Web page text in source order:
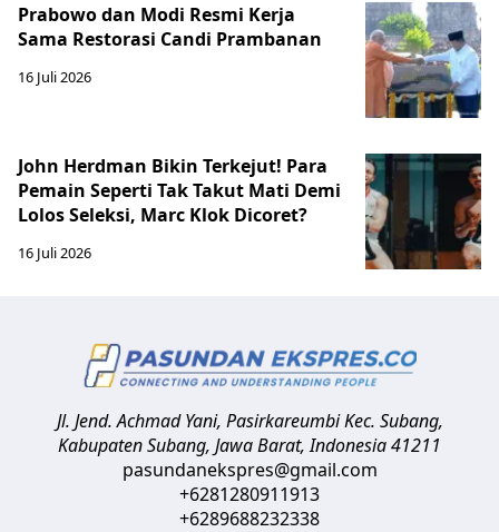
Prabowo dan Modi Resmi Kerja
Sama Restorasi Candi Prambanan
16 Juli 2026
John Herdman Bikin Terkejut! Para
Pemain Seperti Tak Takut Mati Demi
Lolos Seleksi, Marc Klok Dicoret?
16 Juli 2026
Jl. Jend. Achmad Yani, Pasirkareumbi Kec. Subang,
Kabupaten Subang, Jawa Barat,Indonesia41211
pasundanekspres@gmail.com
+6281280911913
+6289688232338